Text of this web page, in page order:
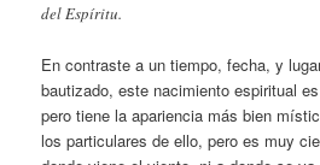
del Espíritu.
En contraste a un tiempo, fecha, y
bautizado, este nacimiento espiritual
pero tiene la apariencia más bien
los particulares de ello, pero es muy